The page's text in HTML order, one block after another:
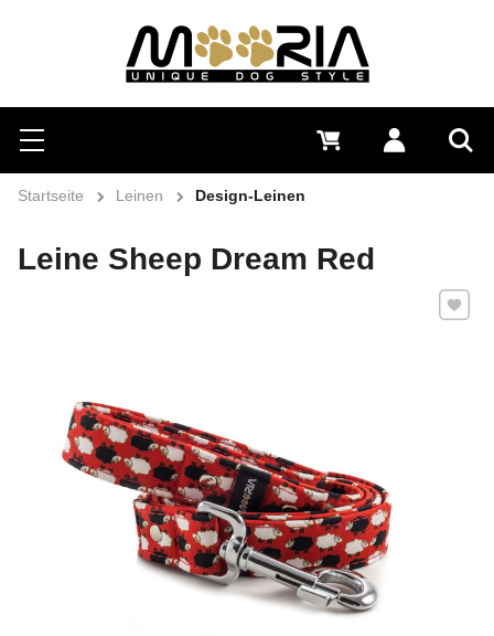
Suchen
Menü Anmelden
0 €
Startseite Leinen Design-Leinen
Leine Sheep Dream Red
Zu